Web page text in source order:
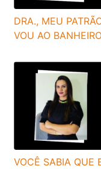
DRA., MEU
VOU AO
VOCÊ SABIA QUE